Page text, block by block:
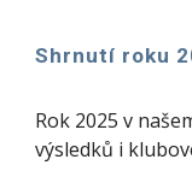
Shrnutí roku
Rok 2025 v
výsledků i